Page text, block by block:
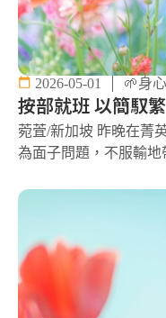
2026-05-01 🌱身
按部就班 以簡馭繁
菀萓/新加坡 昨晚在菁
為面子問題，不服輸地